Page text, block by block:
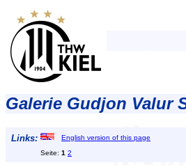
Galerie Gudjon Valur
Links:
English version of this page
Seite: 1 2